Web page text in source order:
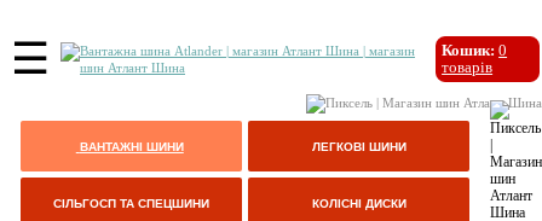
☰ Кошик: 0
товарів
ВАНТАЖНІ ШИНИ ЛЕГКОВІ ШИНИ
СІЛЬГОСП ТА СПЕЦШИНИ КОЛІСНІ ДИСКИ